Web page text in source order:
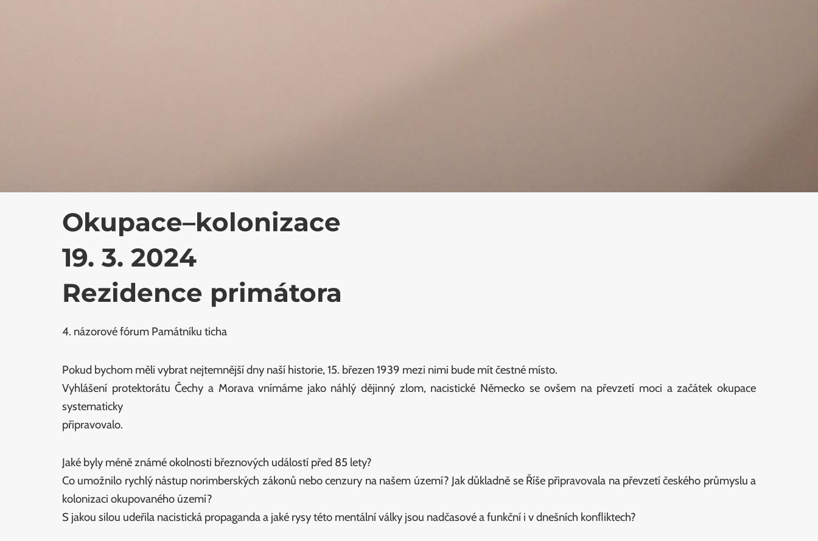
Okupace–kolonizace
19. 3. 2024
Rezidence primátora
4. názorové fórum Památníku ticha
Pokud bychom měli vybrat nejtemnější dny naší historie, 15. březen 1939 mezi nimi bude mít čestné místo.
Vyhlášení protektorátu Čechy a Morava vnímáme jako náhlý dějinný zlom, nacistické Německo se ovšem na převzetí moci a začátek okupace
systematicky
připravovalo.
Jaké byly méně známé okolnosti březnových událostí před 85 lety?
Co umožnilo rychlý nástup norimberských zákonů nebo cenzury na našem území? Jak důkladně se Říše připravovala na převzetí českého průmyslu a
kolonizaci okupovaného území?
S jakou silou udeřila nacistická propaganda a jaké rysy této mentální války jsou nadčasové a funkční i v dnešních konﬂiktech?